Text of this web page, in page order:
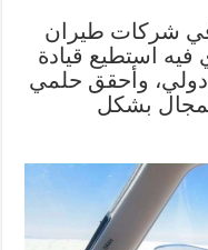
شركات طيران
فيه استطيع قيادة
وأحقق حلمي
بشكل